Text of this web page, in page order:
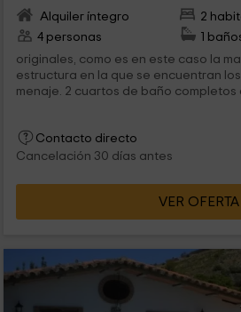
Alquiler íntegro
2
4 personas
1
originales, como es en este caso la
estructura en la que se encuentran
menaje. 2 cuartos de baño completos que tienen los
Contacto directo
Cancelación 30 días antes
VER OFERTA